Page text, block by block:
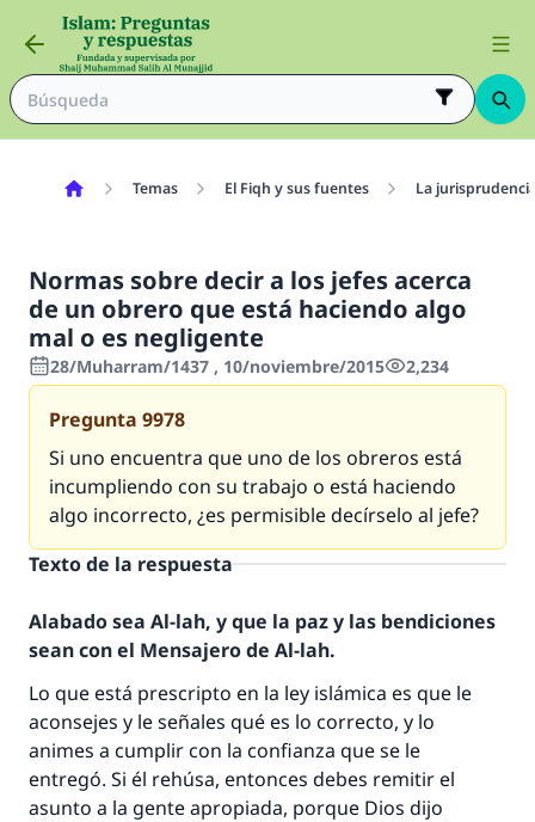
Temas El Fiqh y sus fuentes La
Normas sobre decir a los jefes acerca
de un obrero que está haciendo algo
mal o es negligente
28/Muharram/1437 , 10/noviembre/2015 2,234
Pregunta 9978
Si uno encuentra que uno de los obreros está
incumpliendo con su trabajo o está haciendo
algo incorrecto, ¿es permisible decírselo al jefe?
Texto de la respuesta
Alabado sea Al-lah, y que la paz y las bendiciones
sean con el Mensajero de Al-lah.
Lo que está prescripto en la ley islámica es que le
aconsejes y le señales qué es lo correcto, y lo
animes a cumplir con la confianza que se le
entregó. Si él rehúsa, entonces debes remitir el
asunto a la gente apropiada, porque Dios dijo